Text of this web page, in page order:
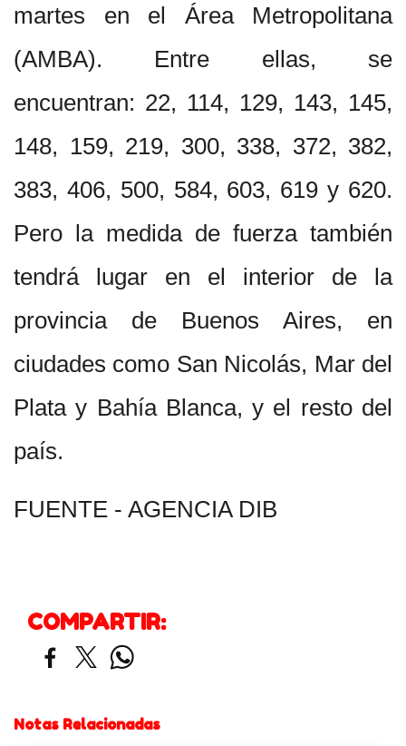
martes en el Área Metropolitana
(AMBA). Entre ellas, se
encuentran: 22, 114, 129, 143, 145,
148, 159, 219, 300, 338, 372, 382,
383, 406, 500, 584, 603, 619 y 620.
Pero la medida de fuerza también
tendrá lugar en el interior de la
provincia de Buenos Aires, en
ciudades como San Nicolás, Mar del
Plata y Bahía Blanca, y el resto del
país.
FUENTE - AGENCIA DIB
COMPARTIR:
Notas Relacionadas